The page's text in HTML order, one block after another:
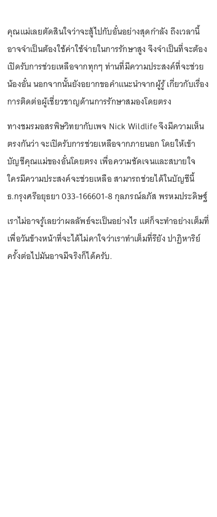
คุณแม่เลยตัดสินใจว่าจะสู้ไปกับอั๋นอย่างสุดกำลัง ถึงเวลานี้
อาจจำเป็นต้องใช้ค่าใช้จ่ายในการรักษาสูง จึงจำเป็นที่จะต้อง
เปิดรับการช่วยเหลือจากทุกๆ ท่านที่มีความประสงค์ที่จะช่วย
น้องอั๋น นอกจากนั้นยังอยากขอคำแนะนำจากผู้รู้ เกี่ยวกับเรื่อง
การติดต่อผู้เชี่ยวชาญด้านการรักษาสมองโดยตรง
ทางชมรมอสรพิษวิทยากับเพจ Nick Wildlife จึงมีความเห็น
ตรงกันว่า จะเปิดรับการช่วยเหลือจากภายนอก โดยให้เข้า
บัญชีคุณแม่ของอั๋นโดยตรง เพื่อความชัดเจนและสบายใจ
ใครมีความประสงค์จะช่วยเหลือ สามารถช่วยได้ในบัญชีนี้
ธ.กรุงศรีอยุธยา 033-166601-8 กุลภรณ์ลภัส พรหมประดิษฐ์
เราไม่อาจรู้เลยว่าผลลัพธ์จะเป็นอย่างไร แต่ก็จะทำอย่างเต็มที่
เพื่อวันข้างหน้าที่จะได้ไม่คาใจว่าเราทำเต็มที่รึยัง ปาฏิหาริย์
ครั้งต่อไปมันอาจมีจริงก็ได้ครับ.